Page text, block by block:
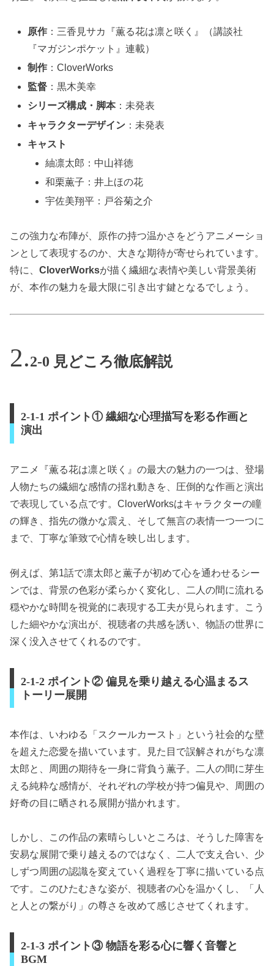
原作 ：三香見サカ『薫る花は凛と咲く』（講談社
『マガジンポケット』連載）
制作 ：CloverWorks
監督 ：黒木美幸
シリーズ構成・脚本：未発表
キャラクターデザイン ：未発表
キャスト
紬凛太郎：中山祥徳
和栗薫子：井上ほの花
宇佐美翔平：戸谷菊之介
この強力な布陣が、原作の持つ温かさをどうアニメーショ
ンとして表現するのか、大きな期待が寄せられています。
特に、 CloverWorksが描く繊細な表情や美しい背景美術
が、本作の魅力を最大限に引き出す鍵となるでしょう。
2-0 見どころ徹底解説
2-1-1 ポイント① 繊細な心理描写を彩る作画と
演出
アニメ『薫る花は凛と咲く』の最大の魅力の一つは、登場
人物たちの繊細な感情の揺れ動きを、圧倒的な作画と演出
で表現している点です。CloverWorksはキャラクターの瞳
の輝き、指先の微かな震え、そして無言の表情一つ一つに
まで、丁寧な筆致で心情を映し出します。
例えば、第1話で凛太郎と薫子が初めて心を通わせるシー
ンでは、背景の色彩が柔らかく変化し、二人の間に流れる
穏やかな時間を視覚的に表現する工夫が見られます。こう
した細やかな演出が、視聴者の共感を誘い、物語の世界に
深く没入させてくれるのです。
2-1-2 ポイント② 偏見を乗り越える心温まるス
トーリー展開
本作は、いわゆる「スクールカースト」という社会的な壁
を超えた恋愛を描いています。見た目で誤解されがちな凛
太郎と、周囲の期待を一身に背負う薫子。二人の間に芽生
える純粋な感情が、それぞれの学校が持つ偏見や、周囲の
好奇の目に晒される展開が描かれます。
しかし、この作品の素晴らしいところは、そうした障害を
安易な展開で乗り越えるのではなく、二人で支え合い、少
しずつ周囲の認識を変えていく過程を丁寧に描いている点
です。このひたむきな姿が、視聴者の心を温かくし、「人
と人との繋がり」の尊さを改めて感じさせてくれます。
2-1-3 ポイント③ 物語を彩る心に響く音響と
BGM